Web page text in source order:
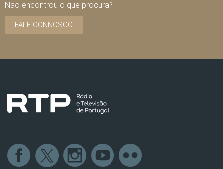
Não encontrou o que procura?
FALE CONNOSCO